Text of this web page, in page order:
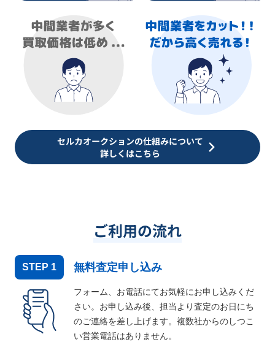
セルカオークションの仕組みについて
詳しくはこちら
ご利用の流れ
STEP 1 無料査定申し込み
フォーム、お電話にてお気軽にお申し込みくだ
さい。お申し込み後、担当より査定のお日にち
のご連絡を差し上げます。複数社からのしつこ
い営業電話はありません。